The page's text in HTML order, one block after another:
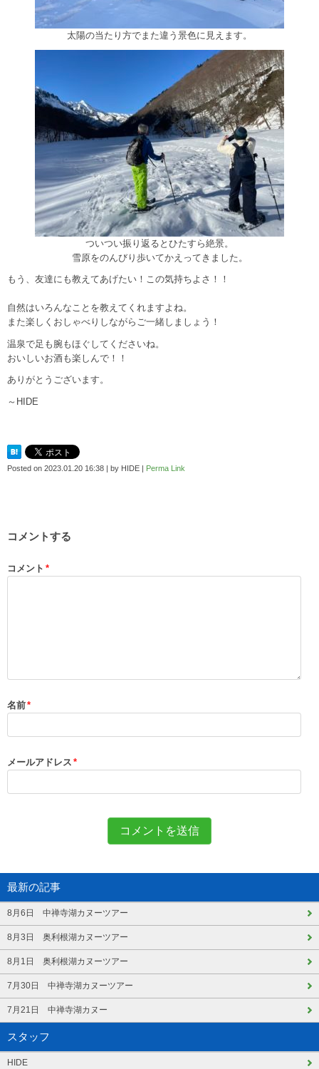
太陽の当たり方でまた違う景色に見えます。
ついつい振り返るとひたすら絶景。
雪原をのんびり歩いてかえってきました。
もう、友達にも教えてあげたい！この気持ちよさ！！
自然はいろんなことを教えてくれますよね。
また楽しくおしゃべりしながらご一緒しましょう！
温泉で足も腕もほぐしてくださいね。
おいしいお酒も楽しんで！！
ありがとうございます。
～HIDE
Posted on 2023.01.20 16:38 | by HIDE | Perma Link
コメントする
コメント *
名前*
メールアドレス *
最新の記事
8月6日 中禅寺湖カヌーツアー
8月3日 奥利根湖カヌーツアー
8月1日 奥利根湖カヌーツアー
7月30日 中禅寺湖カヌーツアー
7月21日 中禅寺湖カヌー
スタッフ
HIDE